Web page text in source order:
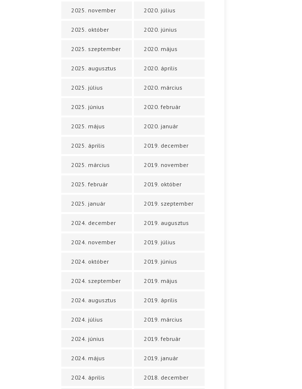
2025. november
2025. október
2025. szeptember
2025. augusztus
2025. július
2025. június
2025. május
2025. április
2025. március
2025. február
2025. január
2024. december
2024. november
2024. október
2024. szeptember
2024. augusztus
2024. július
2024. június
2024. május
2024. április
2020. július
2020. június
2020. május
2020. április
2020. március
2020. február
2020. január
2019. december
2019. november
2019. október
2019. szeptember
2019. augusztus
2019. július
2019. június
2019. május
2019. április
2019. március
2019. február
2019. január
2018. december